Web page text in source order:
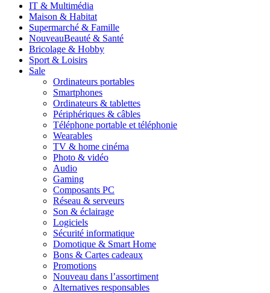
IT & Multimédia
Maison & Habitat
Supermarché & Famille
NouveauBeauté & Santé
Bricolage & Hobby
Sport & Loisirs
Sale
Ordinateurs portables
Smartphones
Ordinateurs & tablettes
Périphériques & câbles
Téléphone portable et téléphonie
Wearables
TV & home cinéma
Photo & vidéo
Audio
Gaming
Composants PC
Réseau & serveurs
Son & éclairage
Logiciels
Sécurité informatique
Domotique & Smart Home
Bons & Cartes cadeaux
Promotions
Nouveau dans l’assortiment
Alternatives responsables